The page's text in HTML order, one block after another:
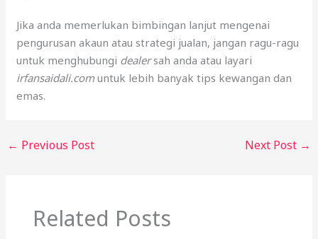
Jika anda memerlukan bimbingan lanjut mengenai
pengurusan akaun atau strategi jualan, jangan ragu-ragu
untuk menghubungi dealersah anda atau layari
irfansaidali.comuntuk lebih banyak tips kewangan dan
emas.
← Previous Post Next Post →
Related Posts